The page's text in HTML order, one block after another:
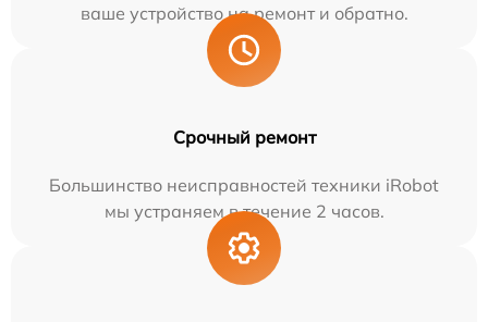
ваше устройство на ремонт и обратно.
Срочный ремонт
Большинство неисправностей техники iRobot
мы устраняем в течение 2 часов.